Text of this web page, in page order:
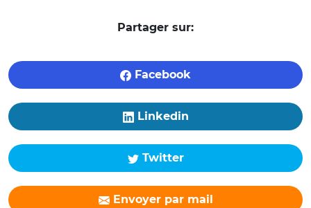
Partager sur:
Facebook
Linkedin
Twitter
Envoyer par mail